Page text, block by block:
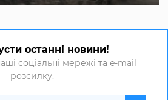
останні новини!
соціальні мережі та e-mail
розсилку.